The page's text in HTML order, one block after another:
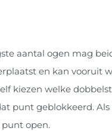
aantal ogen mag
en kan vooruit
kiezen welke
punt geblokkeerd.
open.